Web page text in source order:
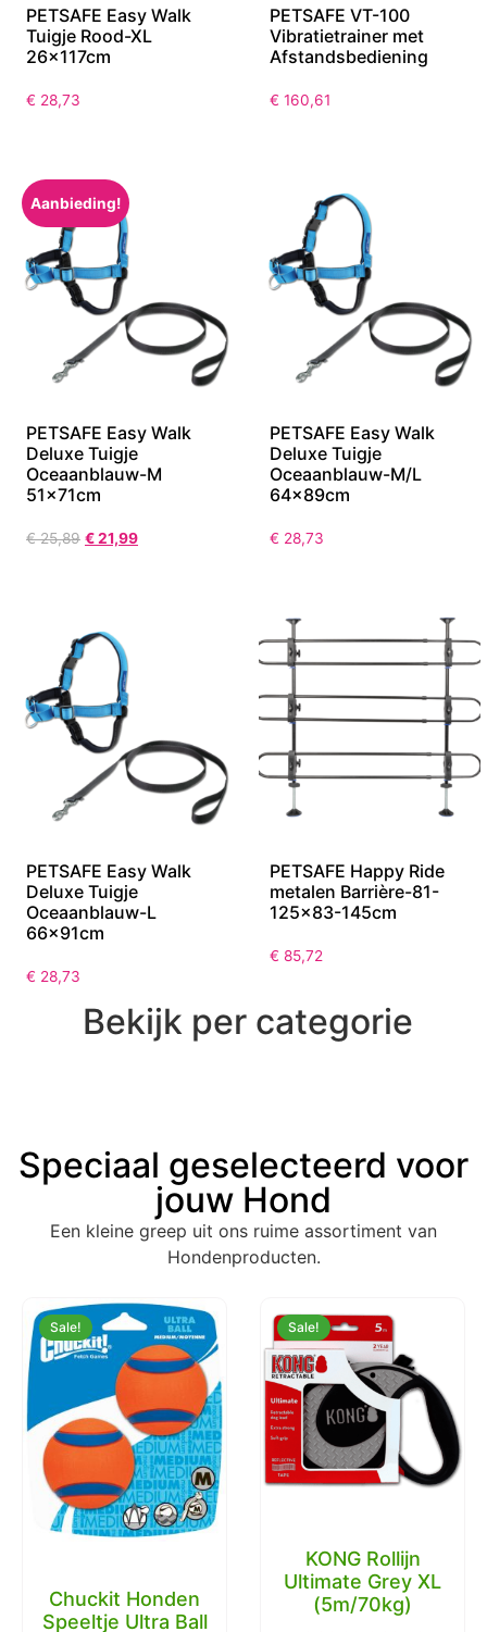
PETSAFE Easy Walk
Tuigje Rood-XL
26x117cm
€ 28,73
PETSAFE VT-100
Vibratietrainer met
Afstandsbediening
€ 160,61
Aanbieding!
PETSAFE Easy Walk
Deluxe Tuigje
Oceaanblauw-M
51x71cm
€25,89 €21,99
PETSAFE Easy Walk
Deluxe Tuigje
Oceaanblauw-M/L
64x89cm
€ 28,73
PETSAFE Easy Walk
Deluxe Tuigje
Oceaanblauw-L
66x91cm
€ 28,73
PETSAFE Happy Ride
metalen Barrière-81-
125×83-145cm
€ 85,72
Bekijk per categorie
Speciaal geselecteerd voor
jouw Hond
Een kleine greep uit ons ruime assortiment van
Hondenproducten.
Sale!
Chuckit Honden
Speeltje Ultra Ball
Sale!
KONG Rollijn
Ultimate Grey XL
(5m/70kg)